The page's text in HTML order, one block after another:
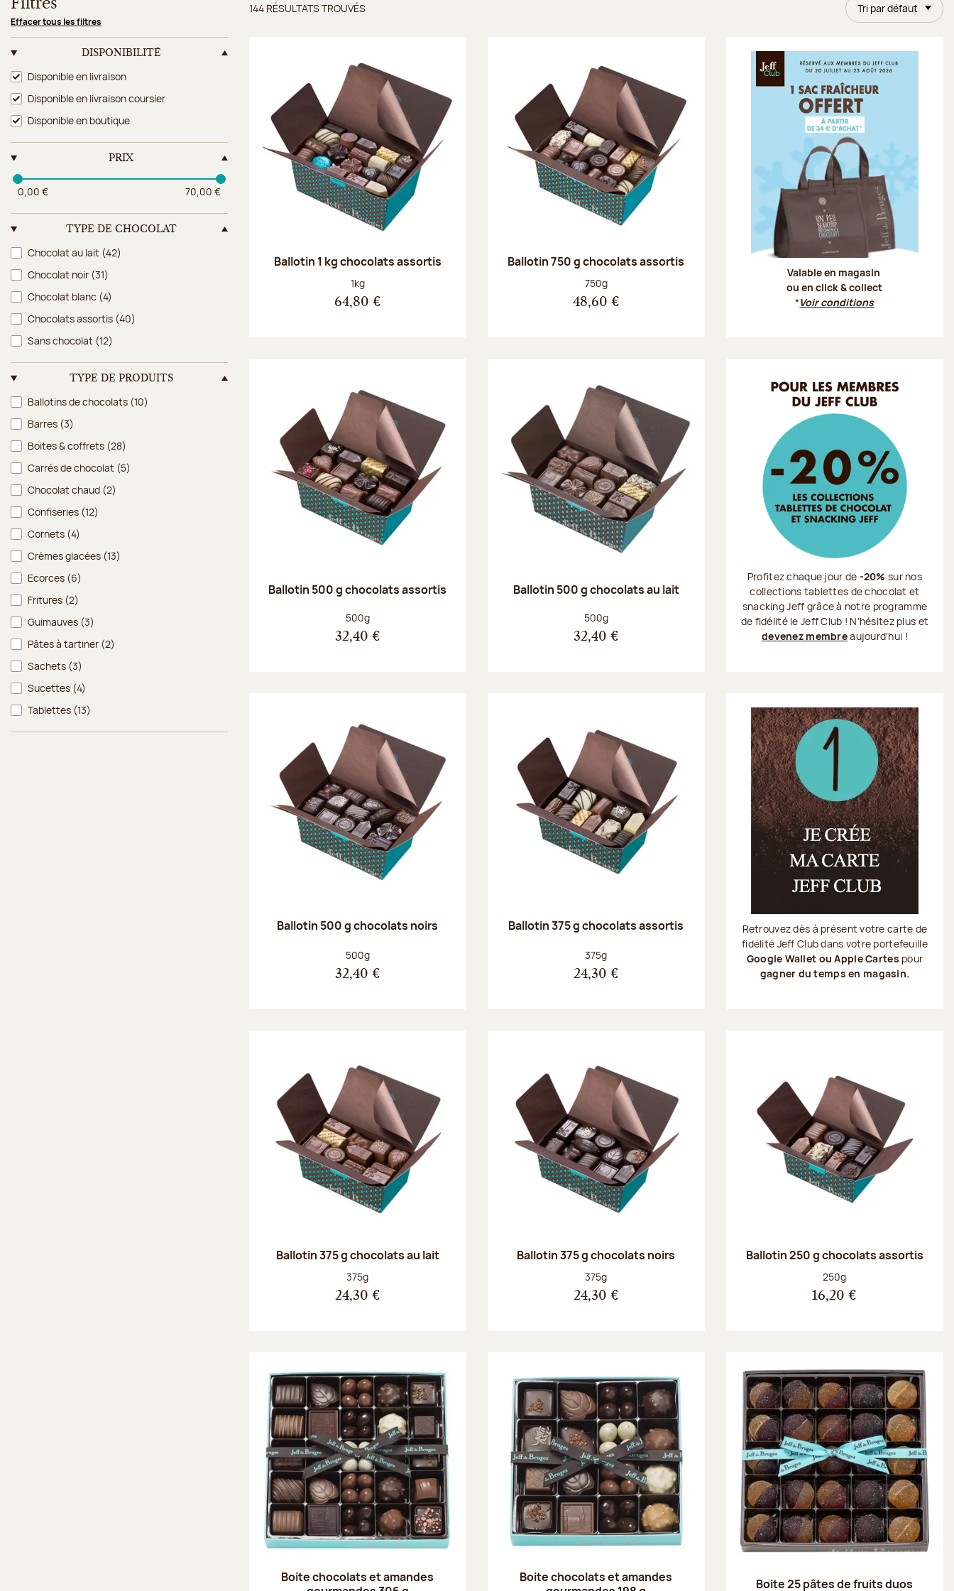
Filtres
Effacer tous les filtres
DISPONIBILITÉ
Disponibilité
Disponible en livraison
Disponible en livraison coursier
Disponible en boutique
PRIX
0,00 € 70,00 €
TYPE DE CHOCOLAT
Type de chocolat
Chocolat au lait (42)
Chocolat noir (31)
Chocolat blanc (4)
Chocolats assortis (40)
Sans chocolat (12)
TYPE DE PRODUITS
Type de produits
Ballotins de chocolats (10)
Barres (3)
Boites & coffrets (28)
Carrés de chocolat (5)
Chocolat chaud (2)
Confiseries (12)
Cornets (4)
Crèmes glacées (13)
Ecorces (6)
Fritures (2)
Guimauves (3)
Pâtes à tartiner (2)
Sachets (3)
Sucettes (4)
Tablettes (13)
Tri par défaut
Résultats trouvés
144 RÉSULTATS TROUVÉS
Ballotin 1 kg chocolats assortis
Poids net :
1kg
64,80 €
Ballotin 750 g chocolats assortis
Poids net :
750g
48,60 €
Valable en magasin
ou en click & collect
*Voir conditions
Ballotin 500 g chocolats assortis
Poids net :
500g
32,40 €
Ballotin 500 g chocolats au lait
Poids net :
500g
32,40 €
Profitez chaque jour de -20% sur nos
collections tablettes de chocolat et
snacking Jeff grâce à notre programme
de fidélité le Jeff Club ! N'hésitez plus et
devenez membreaujourd'hui !
Ballotin 500 g chocolats noirs
Poids net :
500g
32,40 €
Ballotin 375 g chocolats assortis
Poids net :
375g
24,30 €
Retrouvez dès à présent votre carte de
fidélité Jeff Club dans votre portefeuille
Google Wallet ou Apple Cartes pour
gagner du temps en magasin.
Ballotin 375 g chocolats au lait
Poids net :
375g
24,30 €
Ballotin 375 g chocolats noirs
Poids net :
375g
24,30 €
Ballotin 250 g chocolats assortis
Poids net :
250g
16,20 €
Boite chocolats et amandes
Boite chocolats et amandes
Boite 25 pâtes de fruits duos